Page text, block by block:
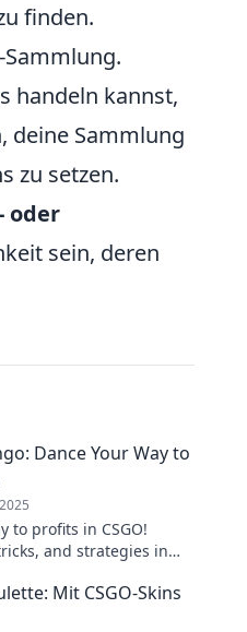
finden.
handeln kannst,
deine Sammlung
zu setzen.
oder
sein, deren
Dance Your Way to
to profits in CSGO!
and strategies in
Mit CSGO-Skins